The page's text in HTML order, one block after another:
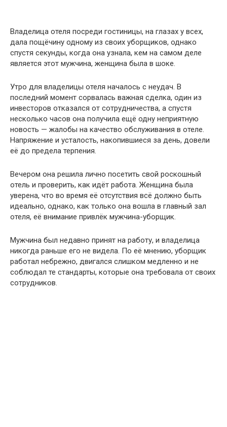
Владелица отеля посреди гостиницы, на глазах у всех,
дала пощёчину одному из своих уборщиков, однако
спустя секунды, когда она узнала, кем на самом деле
является этот мужчина, женщина была в шоке.
Утро для владелицы отеля началось с неудач. В
последний момент сорвалась важная сделка, один из
инвесторов отказался от сотрудничества, а спустя
несколько часов она получила ещё одну неприятную
новость — жалобы на качество обслуживания в отеле.
Напряжение и усталость, накопившиеся за день, довели
её до предела терпения.
Вечером она решила лично посетить свой роскошный
отель и проверить, как идёт работа. Женщина была
уверена, что во время её отсутствия всё должно быть
идеально, однако, как только она вошла в главный зал
отеля, её внимание привлёк мужчина-уборщик.
Мужчина был недавно принят на работу, и владелица
никогда раньше его не видела. По её мнению, уборщик
работал небрежно, двигался слишком медленно и не
соблюдал те стандарты, которые она требовала от своих
сотрудников.